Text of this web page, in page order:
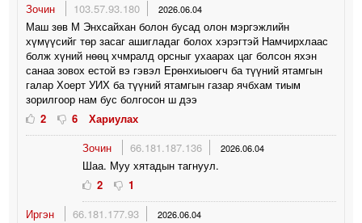
Зочин
103.57.93.180 2026.06.04
Маш зөв М Энхсайхан болон бусад олон мэргэжлийн
хүмүүсийг төр засаг ашигладаг болох хэрэгтэй Намчирхлаас
болж хүний нөөц хчмралд орсныг ухаарах цаг болсон яхэн
санаа зовох естой вэ гэвэл Ерөнхиыоөгч ба түүний ятамгын
галар Хоерт УИХ ба түүний ятамгын газар ячбхам тиым
зорилгоор нам бус болгосон ш дээ
2
6
Хариулах
Зочин
66.181.187.136 2026.06.04
Шаа. Муу хятадын тагнуул.
2
1
Иргэн
66.181.177.93 2026.06.04